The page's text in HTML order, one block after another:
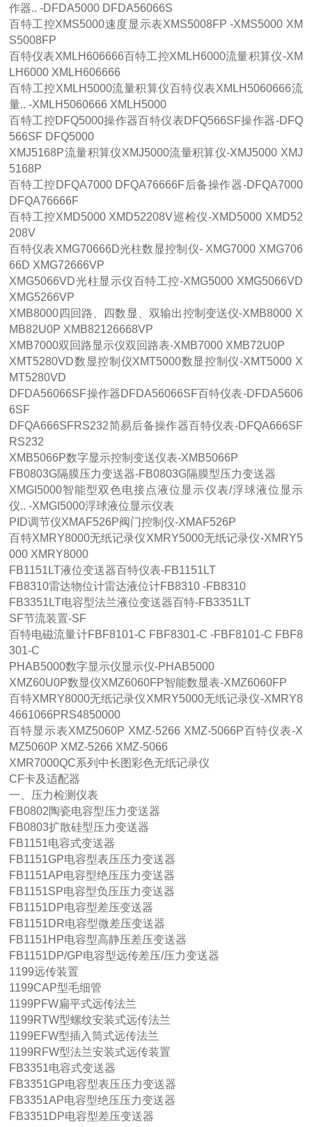
作器.. -DFDA5000 DFDA56066S
百特工控XMS5000速度显示表XMS5008FP -XMS5000 XM
S5008FP
百特仪表XMLH606666百特工控XMLH6000流量积算仪-XM
LH6000 XMLH606666
百特工控XMLH5000流量积算仪百特仪表XMLH5060666流
量.. -XMLH5060666 XMLH5000
百特工控DFQ5000操作器百特仪表DFQ566SF操作器-DFQ
566SF DFQ5000
XMJ5168P流量积算仪XMJ5000流量积算仪-XMJ5000 XMJ
5168P
百特工控DFQA7000 DFQA76666F后备操作器-DFQA7000
DFQA76666F
百特工控XMD5000 XMD52208V巡检仪-XMD5000 XMD52
208V
百特仪表XMG70666D光柱数显控制仪- XMG7000 XMG706
66D XMG72666VP
XMG5066VD光柱显示仪百特工控-XMG5000 XMG5066VD
XMG5266VP
XMB8000四回路、四数显、双输出控制变送仪-XMB8000 X
MB82U0P XMB82126668VP
XMB7000双回路显示仪双回路表-XMB7000 XMB72U0P
XMT5280VD数显控制仪XMT5000数显控制仪-XMT5000 X
MT5280VD
DFDA56066SF操作器DFDA56066SF百特仪表-DFDA5606
6SF
DFQA666SFRS232简易后备操作器百特仪表-DFQA666SF
RS232
XMB5066P数字显示控制变送仪表-XMB5066P
FB0803G隔膜压力变送器-FB0803G隔膜型压力变送器
XMGI5000智能型双色电接点液位显示仪表/浮球液位显示
仪.. -XMGI5000浮球液位显示仪表
PID调节仪XMAF526P阀门控制仪-XMAF526P
百特XMRY8000无纸记录仪XMRY5000无纸记录仪-XMRY5
000 XMRY8000
FB1151LT液位变送器百特仪表-FB1151LT
FB8310雷达物位计雷达液位计FB8310 -FB8310
FB3351LT电容型法兰液位变送器百特-FB3351LT
SF节流装置-SF
百特电磁流量计FBF8101-C FBF8301-C -FBF8101-C FBF8
301-C
PHAB5000数字显示仪显示仪-PHAB5000
XMZ60U0P数显仪XMZ6060FP智能数显表-XMZ6060FP
百特XMRY8000无纸记录仪XMRY5000无纸记录仪-XMRY8
4661066PRS4850000
百特显示表XMZ5060P XMZ-5266 XMZ-5066P百特仪表-X
MZ5060P XMZ-5266 XMZ-5066
XMR7000QC系列中长图彩色无纸记录仪
CF卡及适配器
一、压力检测仪表
FB0802陶瓷电容型压力变送器
FB0803扩散硅型压力变送器
FB1151电容式变送器
FB1151GP电容型表压压力变送器
FB1151AP电容型绝压压力变送器
FB1151SP电容型负压压力变送器
FB1151DP电容型差压变送器
FB1151DR电容型微差压变送器
FB1151HP电容型高静压差压变送器
FB1151DP/GP电容型远传差压/压力变送器
1199远传装置
1199CAP型毛细管
1199PFW扁平式远传法兰
1199RTW型螺纹安装式远传法兰
1199EFW型插入筒式远传法兰
1199RFW型法兰安装式远传装置
FB3351电容式变送器
FB3351GP电容型表压压力变送器
FB3351AP电容型绝压压力变送器
FB3351DP电容型差压变送器